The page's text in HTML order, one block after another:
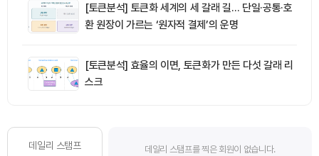
[토큰분석] 토큰화 세계의 세 갈래 길… 단일·공통·호
환 원장이 가르는 ‘원자적 결제’의 운명
[토큰분석] 효율의 이면, 토큰화가 만든 다섯 갈래 리
스크
데일리 스탬프
데일리 스탬프를 찍은 회원이 없습니다.